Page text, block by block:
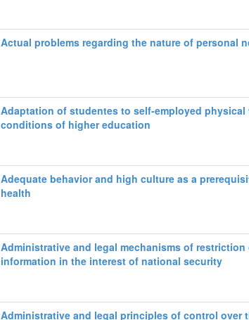
Actual problems regarding the nature of personal
Adaptation of studentes to self-employed
conditions of higher education
Adequate behavior and high culture as a
health
Administrative and legal mechanisms of
information in the interest of national security
Administrative and legal principles of control over